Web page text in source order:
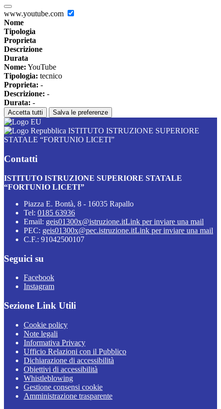
www.youtube.com
Nome
Tipologia
Proprieta
Descrizione
Durata
Nome: YouTube
Tipologia: tecnico
Proprieta: -
Descrizione: -
Durata: -
Accetta tutti Salva le preferenze
ISTITUTO ISTRUZIONE SUPERIORE
STATALE “FORTUNIO LICETI”
Contatti
ISTITUTO ISTRUZIONE SUPERIORE STATALE
“FORTUNIO LICETI”
Piazza E. Bontà, 8 - 16035 Rapallo
Tel: 0185 63936
Email: geis01300x@istruzione.itLink per inviare una mail
PEC: geis01300x@pec.istruzione.itLink per inviare una mail
C.F.: 91042500107
Seguici su
Facebook
Instagram
Sezione Link Utili
Cookie policy
Note legali
Informativa Privacy
Ufficio Relazioni con il Pubblico
Dichiarazione di accessibilità
Obiettivi di accessibilità
Whistleblowing
Gestione consensi cookie
Amministrazione trasparente